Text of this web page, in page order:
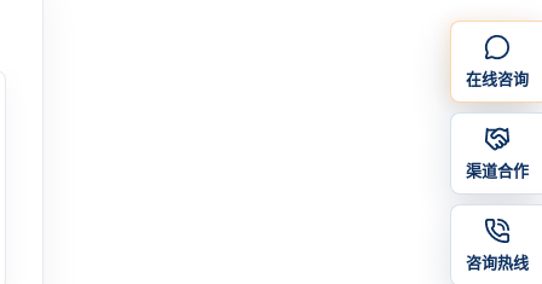
在线咨询
渠道合作
咨询热线